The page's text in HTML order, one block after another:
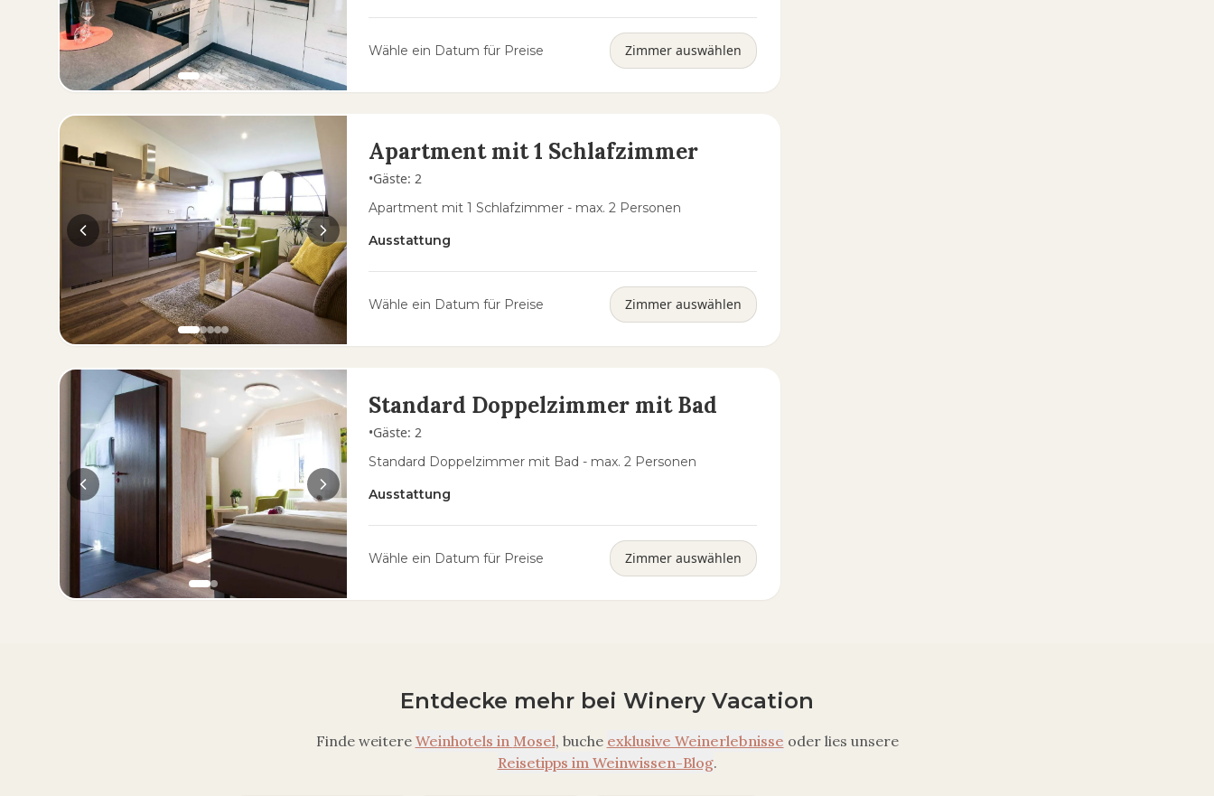
Wähle ein Datum für Preise Zimmer auswählen
Apartment mit 1 Schlafzimmer
•Gäste:2
Apartment mit 1 Schlafzimmer - max. 2 Personen
Ausstattung
Wähle ein Datum für Preise Zimmer auswählen
Standard Doppelzimmer mit Bad
•Gäste:2
Standard Doppelzimmer mit Bad - max. 2 Personen
Ausstattung
Wähle ein Datum für Preise Zimmer auswählen
Entdecke mehr bei Winery Vacation
Finde weitere Weinhotels in Mosel, buche exklusive Weinerlebnisse oder lies unsere
Reisetipps im Weinwissen-Blog.